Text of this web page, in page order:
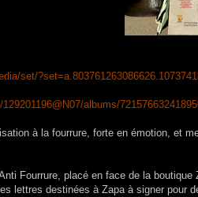
set/
albums/
à la fourrure, forte en émotion, et
Fourrure, placé en face de la
lettres destinées à Zapa à signer pour